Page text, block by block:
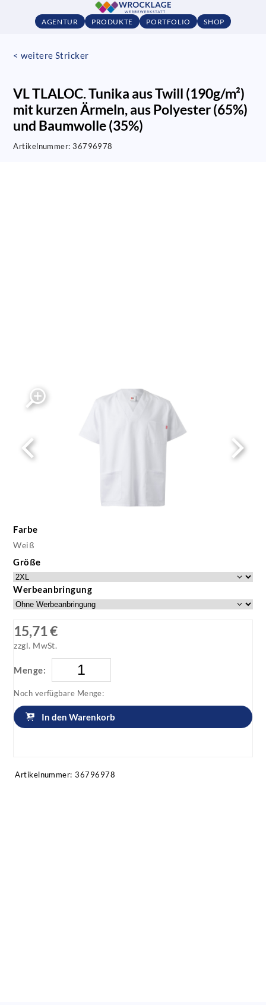
AGENTUR PRODUKTE PORTFOLIO SHOP
< weitere Stricker
VL TLALOC. Tunika aus Twill (190g/m²)
mit kurzen Ärmeln, aus Polyester (65%)
und Baumwolle (35%)
Artikelnummer:36796978
Farbe
Weiß
Größe
Werbeanbringung
15,71 €
zzgl. MwSt.
Menge:
Noch verfügbare Menge:
In den Warenkorb
Artikelnummer: 36796978